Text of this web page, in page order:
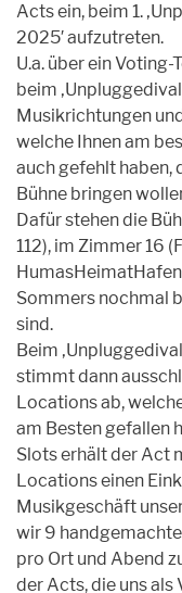
Acts ein, beim 1.
2025′ aufzutreten.
U.a. über ein
beim
Musikrichtungen
welche Ihnen am
auch gefehlt haben,
Bühne bringen
Dafür stehen die
112), im Zimmer 16
Sommers nochmal
sind.
Beim
stimmt dann
Locations ab,
am Besten gefallen
Slots erhält der Act
Locations einen
Musikgeschäft
wir 9 handgemachte
pro Ort und Abend
der Acts, die uns als